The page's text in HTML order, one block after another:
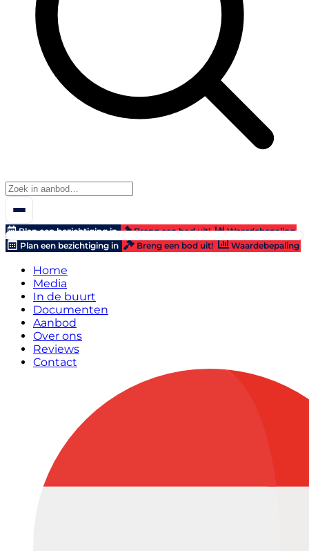
Plan een bezichtiging in Breng een bod uit!
Waardebepaling
Plan een bezichtiging in
Breng een bod uit! Waardebepaling
Home
Media
In de buurt
Documenten
Aanbod
Over ons
Reviews
Contact